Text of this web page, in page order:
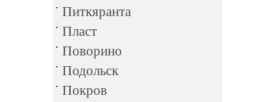
Питкяранта
Пласт
Поворино
Подольск
Покров